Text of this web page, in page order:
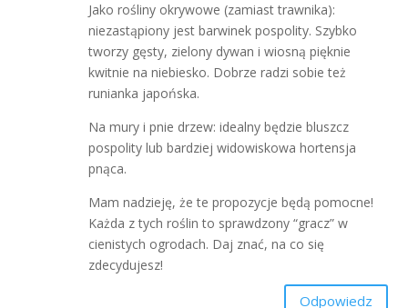
Jako rośliny okrywowe (zamiast trawnika):
niezastąpiony jest barwinek pospolity. Szybko
tworzy gęsty, zielony dywan i wiosną pięknie
kwitnie na niebiesko. Dobrze radzi sobie też
runianka japońska.
Na mury i pnie drzew: idealny będzie bluszcz
pospolity lub bardziej widowiskowa hortensja
pnąca.
Mam nadzieję, że te propozycje będą pomocne!
Każda z tych roślin to sprawdzony “gracz” w
cienistych ogrodach. Daj znać, na co się
zdecydujesz!
Odpowiedz